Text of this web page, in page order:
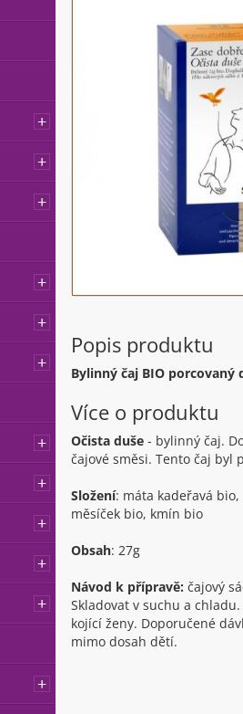
Popis produktu
Bylinný čaj BIO porcovaný
Více o produktu
Očista duše- bylinný čaj.
čajové směsi. Tento čaj byl
Složení: máta kadeřavá
měsíček bio, kmín bio
Obsah: 27g
Návod k přípravě: čajový
Skladovat v suchu a
kojící ženy. Doporučené
mimo dosah dětí.